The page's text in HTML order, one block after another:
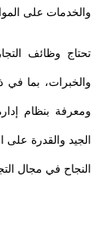
والخدمات على
تحتاج وظائف
والخبرات، بما
ومعرفة بنظام
الجيد والقدرة على
النجاح في مجال